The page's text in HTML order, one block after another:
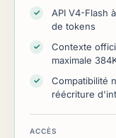
✓
API V4-Flash
de tokens
✓
Contexte
maximale
✓
Compatibilité
réécriture
ACCÈS